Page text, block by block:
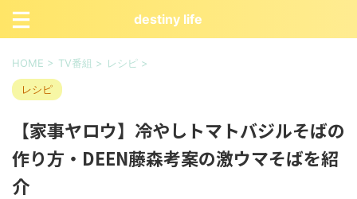
destiny life
HOME > TV番組 > レシピ >
レシピ
【家事ヤロウ】冷やしトマトバジルそばの
作り方・DEEN藤森考案の激ウマそばを紹
介